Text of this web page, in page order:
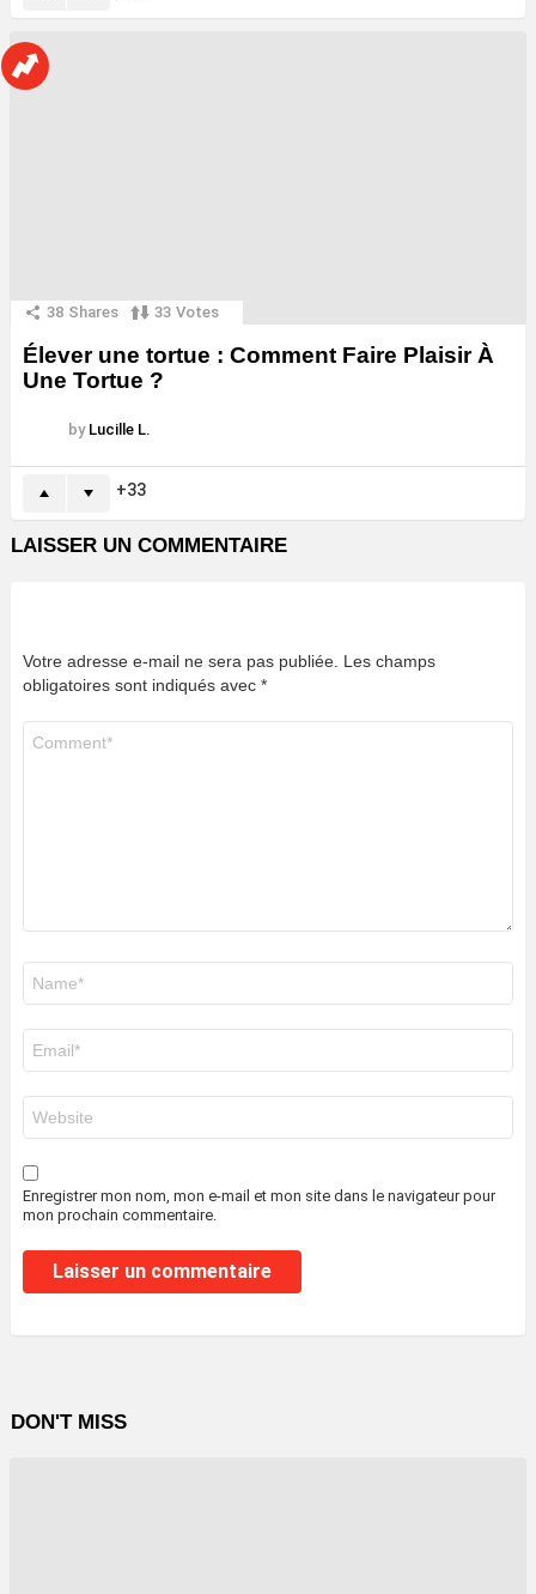
38 Shares 33 Votes
Élever une tortue : Comment Faire Plaisir À
Une Tortue ?
by Lucille L.
33
LAISSER UN COMMENTAIRE
Votre adresse e-mail ne sera pas publiée. Les champs
obligatoires sont indiqués avec *
mail
*
web
Enregistrer mon nom, mon e-mail et mon site dans le navigateur pour
mon prochain commentaire.
DON'T MISS